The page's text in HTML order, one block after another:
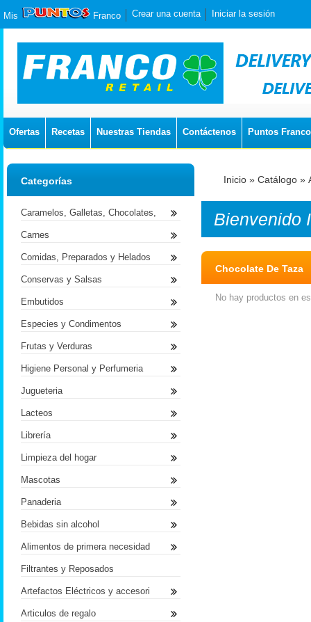
Mis Franco Crear una cuenta Iniciar la sesión
Ofertas Recetas Nuestras Tiendas Contáctenos Puntos Franco
Inicio » Catálogo »
Bienvenido
Chocolate De Taza
No hay productos en
Categorías
Caramelos, Galletas, Chocolates,
Carnes
Comidas, Preparados y Helados
Conservas y Salsas
Embutidos
Especies y Condimentos
Frutas y Verduras
Higiene Personal y Perfumeria
Jugueteria
Lacteos
Librería
Limpieza del hogar
Mascotas
Panaderia
Bebidas sin alcohol
Alimentos de primera necesidad
Filtrantes y Reposados
Artefactos Eléctricos y accesori
Articulos de regalo